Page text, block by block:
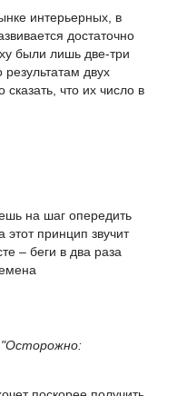
интерьерных, в
достаточно
были лишь две-три
двух
что их число в
на шаг опередить
этот принцип звучит
– беги в два раза